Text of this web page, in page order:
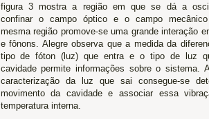
figura 3 mostra a região em que se dá a
confinar o campo óptico e o campo
mesma região promove-se uma grande interação
e fônons. Alegre observa que a medida da
tipo de fóton (luz) que entra e o tipo de luz
cavidade permite informações sobre o sistema.
caracterização da luz que sai consegue-se
movimento da cavidade e associar essa
temperatura interna.